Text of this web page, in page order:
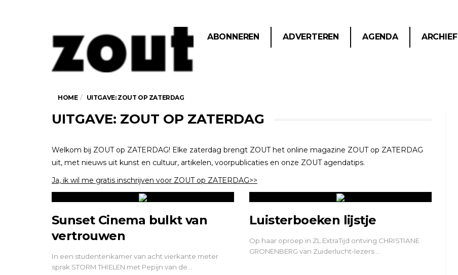
ABONNEREN ADVERTEREN AGENDA ARCHIEF
HOME UITGAVE: ZOUT OP ZATERDAG
UITGAVE: ZOUT OP ZATERDAG
Welkom bij ZOUT op ZATERDAG! Elke zaterdag brengt ZOUT het online magazine ZOUT op ZATERDAG
uit, met nieuws uit kunst en cultuur, artikelen, voorpublicaties en onze ZOUT agendatips.
Ja, ik wil me gratis inschrijven voor ZOUT op ZATERDAG>>
Sunset Cinema bulkt van
vertrouwen
In een studentenkamer van acht vierkante meter
sprak STORM THIELEN met Pepijn van de…
Luisterboeken lijstje
Op haar oproep in ZL ExtraTijd ontving CHRISTIANE
GRONENBERG van Zuiderlucht-lezers …